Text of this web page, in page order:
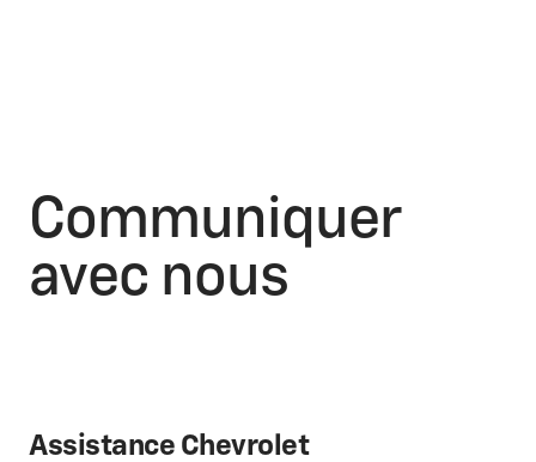
Communiquer
avec nous
Assistance Chevrolet